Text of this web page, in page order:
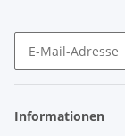
Informationen